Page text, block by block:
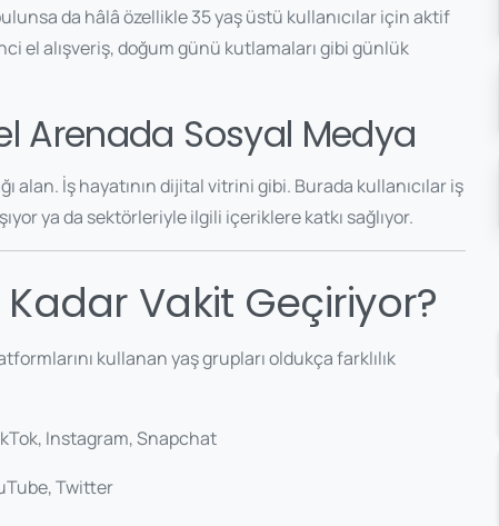
da hâlâ özellikle 35 yaş üstü kullanıcılar için aktif
el alışveriş, doğum günü kutlamaları gibi günlük
Arenada Sosyal Medya
alan. İş hayatının dijital vitrini gibi. Burada kullanıcılar iş
ya da sektörleriyle ilgili içeriklere katkı sağlıyor.
Kadar Vakit Geçiriyor?
kullanan yaş grupları oldukça farklılık
Instagram, Snapchat
Twitter